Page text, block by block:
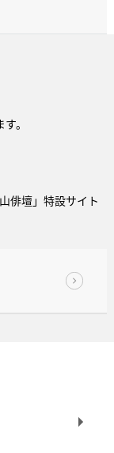
。
俳壇」特設サイト